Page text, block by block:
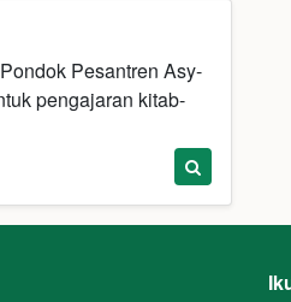
Pesantren Asy-
pengajaran kitab-